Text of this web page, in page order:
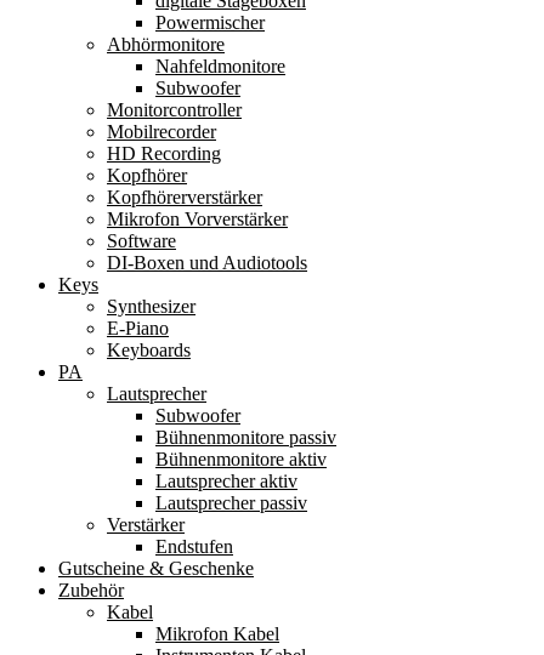
Powermischer
Abhörmonitore
Nahfeldmonitore
Subwoofer
Monitorcontroller
Mobilrecorder
HD Recording
Kopfhörer
Kopfhörerverstärker
Mikrofon Vorverstärker
Software
DI-Boxen und Audiotools
Keys
Synthesizer
E-Piano
Keyboards
PA
Lautsprecher
Subwoofer
Bühnenmonitore passiv
Bühnenmonitore aktiv
Lautsprecher aktiv
Lautsprecher passiv
Verstärker
Endstufen
Gutscheine & Geschenke
Zubehör
Kabel
Mikrofon Kabel